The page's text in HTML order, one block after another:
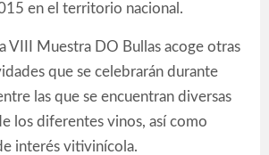
en el territorio nacional.
VIII Muestra DO Bullas acoge otras
que se celebrarán durante
las que se encuentran diversas
los diferentes vinos, así como
interés vitivinícola.